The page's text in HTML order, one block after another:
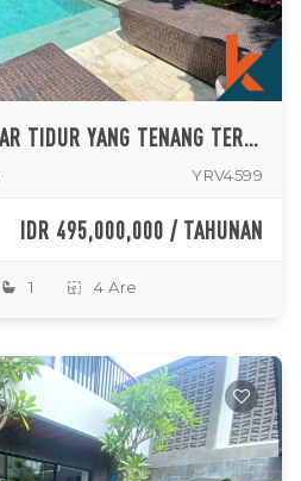
VILLA TAMAN DUA KAMAR TIDUR YANG TENANG TERLETAK DI PUSAT BATU BOLONG
YRV4599
IDR 495,000,000 / TAHUNAN
1 4 Are